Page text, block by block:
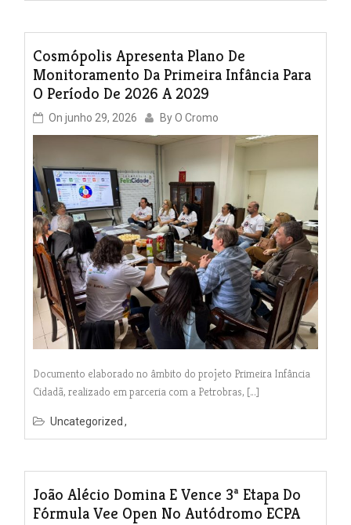
Cosmópolis Apresenta Plano De
Monitoramento Da Primeira Infância Para
O Período De 2026 A 2029
On junho 29, 2026 ByO Cromo
Documento elaborado no âmbito do projeto Primeira Infância
Cidadã, realizado em parceria com a Petrobras, […]
Uncategorized
João Alécio Domina E Vence 3ª Etapa Do
Fórmula Vee Open No Autódromo ECPA